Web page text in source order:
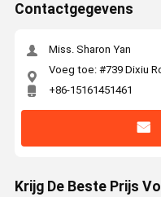
Contactgegevens
Miss. Sharon Yan
Voeg toe: #739 Dixiu
+86-15161451461
Krijg De Beste Prijs